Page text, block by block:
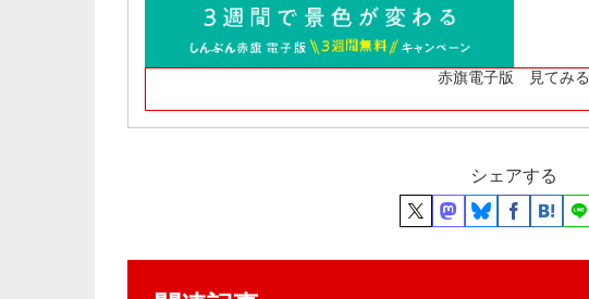
赤旗電子版 見てみる
シェアする